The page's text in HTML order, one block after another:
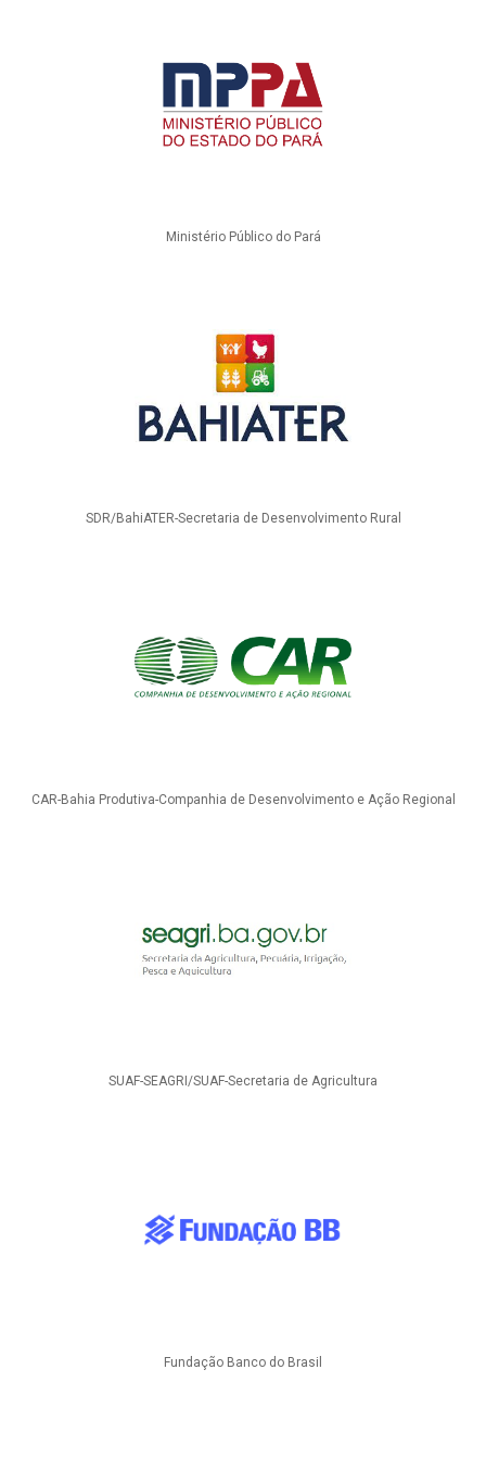
Ministério Público do Pará
SDR/BahiATER-Secretaria de Desenvolvimento Rural
CAR-Bahia Produtiva-Companhia de Desenvolvimento e Ação Regional
SUAF-SEAGRI/SUAF-Secretaria de Agricultura
Fundação Banco do Brasil